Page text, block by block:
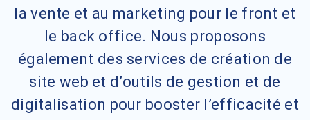
la vente et au marketing pour le front et
le back office. Nous proposons
également des services de création de
site web et d’outils de gestion et de
digitalisation pour booster l’efficacité et